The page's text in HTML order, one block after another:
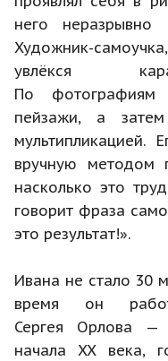
него неразрывно
Художник-
увлёкся
По
пейзажи, а затем
мультипликацией.
вручную методом
насколько это
говорит фраза
это результат!».
Ивана не стало 30
время он
Сергея Орлова —
начала XX века,